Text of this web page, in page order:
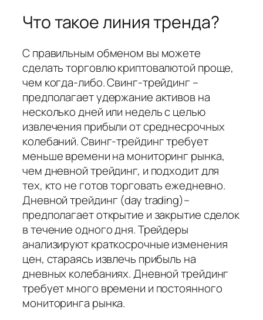
Что такое линия тренда?
С правильным обменом вы можете
сделать торговлю криптовалютой проще,
чем когда-либо. Свинг-трейдинг –
предполагает удержание активов на
несколько дней или недель с целью
извлечения прибыли от среднесрочных
колебаний. Свинг-трейдинг требует
меньше времени на мониторинг рынка,
чем дневной трейдинг, и подходит для
тех, кто не готов торговать ежедневно.
Дневной трейдинг (day trading)–
предполагает открытие и закрытие сделок
в течение одного дня. Трейдеры
анализируют краткосрочные изменения
цен, стараясь извлечь прибыль на
дневных колебаниях. Дневной трейдинг
требует много времени и постоянного
мониторинга рынка.